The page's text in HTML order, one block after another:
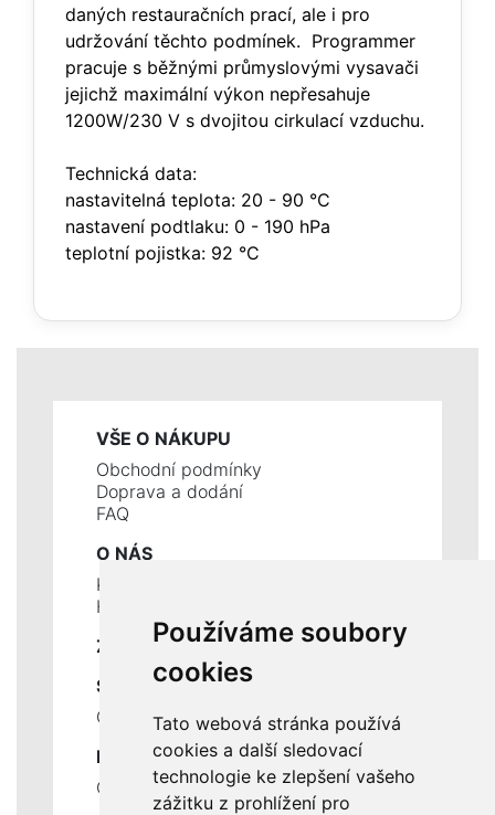
Používáme soubory
cookies
Tato webová stránka používá
cookies a další sledovací
technologie ke zlepšení vašeho
zážitku z prohlížení pro
daných restauračních prací, ale i pro
udržování těchto podmínek. Programmer
pracuje s běžnými průmyslovými vysavači
jejichž maximální výkon nepřesahuje
1200W/230 V s dvojitou cirkulací vzduchu.
Technická data:
nastavitelná teplota: 20 - 90 °C
nastavení podtlaku: 0 - 190 hPa
teplotní pojistka: 92 °C
VŠE O NÁKUPU
Obchodní podmínky
Doprava a dodání
FAQ
O NÁS
Kontakty
Historie a současnost
ZÁKLADNÍ ÚDAJE
SLUŽBY
Ceník servisních prací
DŮLEŽITÉ INFORMACE
Ochrana osobních údajů